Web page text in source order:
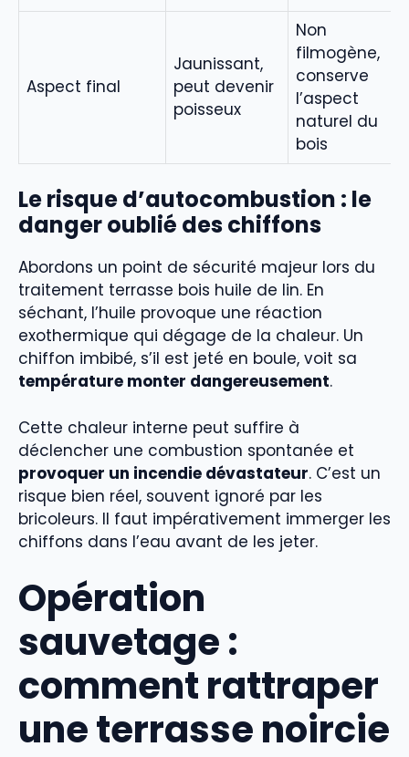
Aspect final
Jaunissant,
peut devenir
poisseux
Non
filmogène,
conserve
l’aspect
naturel du
bois
Le risque d’autocombustion : le
danger oublié des chiffons
Abordons un point de sécurité majeur lors du
traitement terrasse bois huile de lin. En
séchant, l’huile provoque une réaction
exothermique qui dégage de la chaleur. Un
chiffon imbibé, s’il est jeté en boule, voit sa
température monter dangereusement.
Cette chaleur interne peut suffire à
déclencher une combustion spontanée et
provoquer un incendie dévastateur. C’est un
risque bien réel, souvent ignoré par les
bricoleurs. Il faut impérativement immerger les
chiffons dans l’eau avant de les jeter.
Opération
sauvetage :
comment rattraper
une terrasse noircie